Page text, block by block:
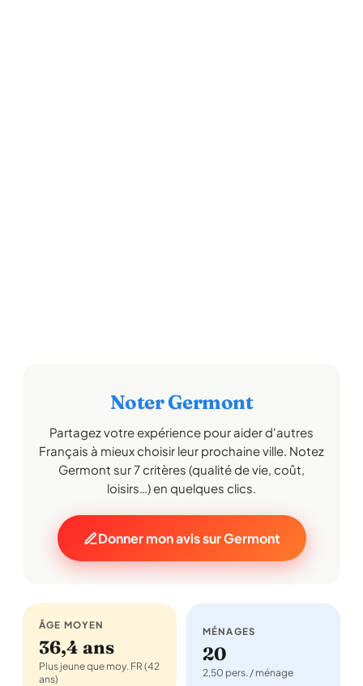
Noter Germont
Partagez votre expérience pour aider d'autres
Français à mieux choisir leur prochaine ville. Notez
Germont sur 7 critères (qualité de vie, coût,
loisirs…) en quelques clics.
Donner mon avis sur Germont
ÂGE MOYEN
36,4 ans
Plus jeune que moy. FR (42
ans)
MÉNAGES
20
2,50 pers. / ménage